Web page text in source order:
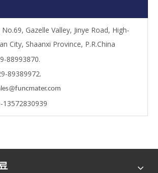
Gazelle Valley, Jinye Road, High-
City, Shaanxi Province, P.R.China
88993870.
89389972.
13572830939